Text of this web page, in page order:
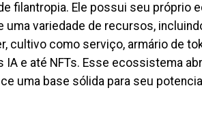
filantropia. Ele possui seu próprio
uma variedade de recursos,
cultivo como serviço, armário de
IA e até NFTs. Esse ecossistema
uma base sólida para seu